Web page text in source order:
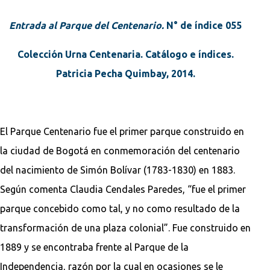
Entrada al Parque del Centenario. N° de índice 055
Colección Urna Centenaria. Catálogo e índices.
Patricia Pecha Quimbay, 2014.
El Parque Centenario fue el primer parque construido en
la ciudad de Bogotá en conmemoración del centenario
del nacimiento de Simón Bolívar (1783-1830) en 1883.
Según comenta Claudia Cendales Paredes, “fue el primer
parque concebido como tal, y no como resultado de la
transformación de una plaza colonial”. Fue construido en
1889 y se encontraba frente al Parque de la
Independencia, razón por la cual en ocasiones se le